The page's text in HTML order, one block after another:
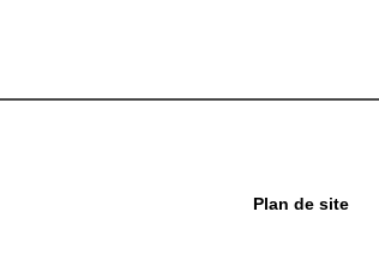
Plan de site